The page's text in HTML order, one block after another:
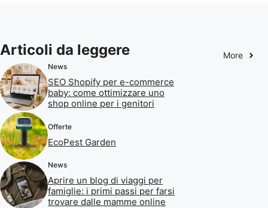
Articoli da leggere More
News
SEO Shopify per e-commerce
baby: come ottimizzare uno
shop online per i genitori
Offerte
EcoPest Garden
News
Aprire un blog di viaggi per
famiglie: i primi passi per farsi
trovare dalle mamme online